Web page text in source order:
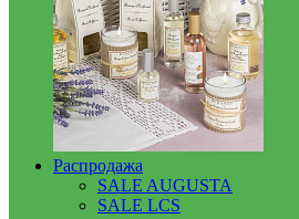
Распродажа
SALE AUGUSTA
SALE LCS